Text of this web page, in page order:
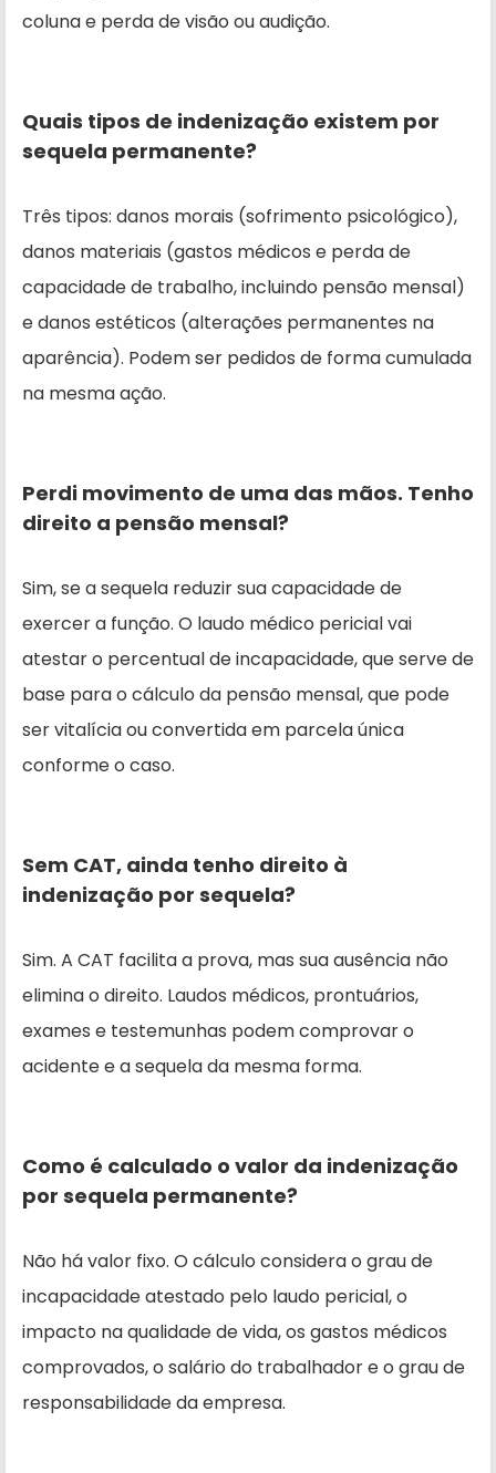
coluna e perda de visão ou audição.
Quais tipos de indenização existem por
sequela permanente?
Três tipos: danos morais (sofrimento psicológico),
danos materiais (gastos médicos e perda de
capacidade de trabalho, incluindo pensão mensal)
e danos estéticos (alterações permanentes na
aparência). Podem ser pedidos de forma cumulada
na mesma ação.
Perdi movimento de uma das mãos. Tenho
direito a pensão mensal?
Sim, se a sequela reduzir sua capacidade de
exercer a função. O laudo médico pericial vai
atestar o percentual de incapacidade, que serve de
base para o cálculo da pensão mensal, que pode
ser vitalícia ou convertida em parcela única
conforme o caso.
Sem CAT, ainda tenho direito à
indenização por sequela?
Sim. A CAT facilita a prova, mas sua ausência não
elimina o direito. Laudos médicos, prontuários,
exames e testemunhas podem comprovar o
acidente e a sequela da mesma forma.
Como é calculado o valor da indenização
por sequela permanente?
Não há valor fixo. O cálculo considera o grau de
incapacidade atestado pelo laudo pericial, o
impacto na qualidade de vida, os gastos médicos
comprovados, o salário do trabalhador e o grau de
responsabilidade da empresa.